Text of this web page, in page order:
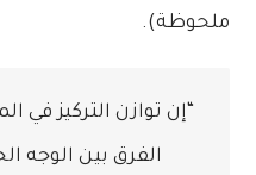
ملحوظة).
“إن توازن التركيز في
الفرق بين الوجه